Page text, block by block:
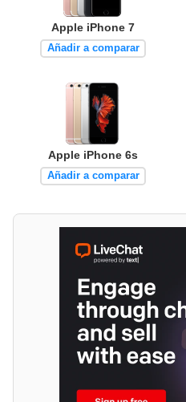
Apple iPhone 7
Añadir a comparar
Apple iPhone 6s
Añadir a comparar